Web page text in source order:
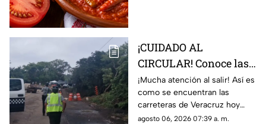
¡CUIDADO AL
CIRCULAR! Conoce las
condiciones de las
carreteras de Veracruz
hoy 6 de agosto 2026
¡Mucha atención al salir! Así es
como se encuentran las
carreteras de Veracruz hoy
jueves 6 de agosto del 2026,
agosto 06, 2026 07:39 a. m.